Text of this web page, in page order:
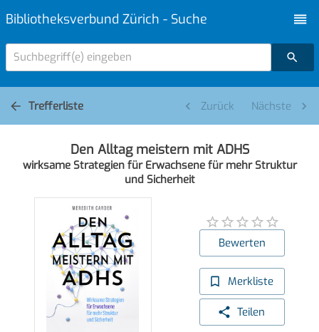
Bibliotheksverbund Zürich - Suche
Suchbegriff(e) eingeben
Trefferliste Zurück Nächste
Den Alltag meistern mit ADHS
wirksame Strategien für Erwachsene für mehr Struktur
und Sicherheit
Bewerten
Merkliste
Teilen